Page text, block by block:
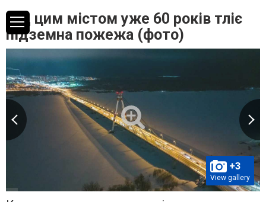
Під цим містом уже 60 років тліє
підземна пожежа (фото)
+3
View gallery